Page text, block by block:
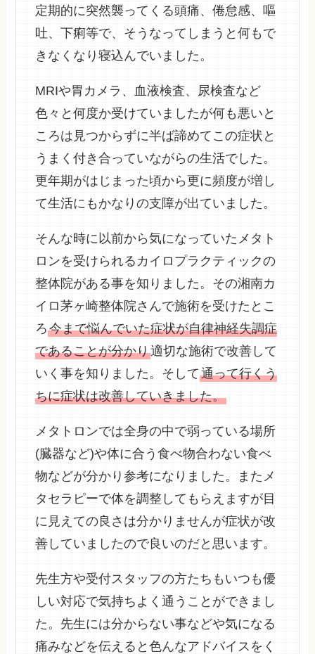
定期的に突然襲ってくる頭痛、倦怠感、嘔
吐、下痢等で、そうなってしまうと何もで
きなくなり寝込んでいました。
MRIや胃カメラ、血液検査、尿検査など
色々と何度か受けていましたが何も悪いと
ころは見つからずに半ば諦めてこの症状と
うまく付き合っていながらの生活でした。
更年期がはじまった頃から更に頻度が増し
て生活にもかなりの支障が出ていました。
そんな時に以前から気になっていたメタト
ロンを受けられるカイロプラクティックの
整体院がある事を知りました。その湘南カ
イロ茅ヶ崎整体院さんで施術を受けたとこ
ろ今まで悩んでいた症状が自律神経失調症
であることが分かり適切な施術で改善して
いく事を知りました。そして通って行くう
ちに症状は改善していきました。
メタトロンでは全身の中で弱っている場所
(臓器など)や体に合う食べ物合わない食べ
物などが分かり参考になりました。またメ
タセラピーで体を調整してもらえますが目
に見えての良さは分かりませんが症状が改
善していましたので良いのだと思います。
先生方や受付スタッフの方たちもいつも優
しい対応で気持ちよく通うことができまし
た。先生には分からない事などや気になる
痛みなどを伝えると色んなアドバイスをく